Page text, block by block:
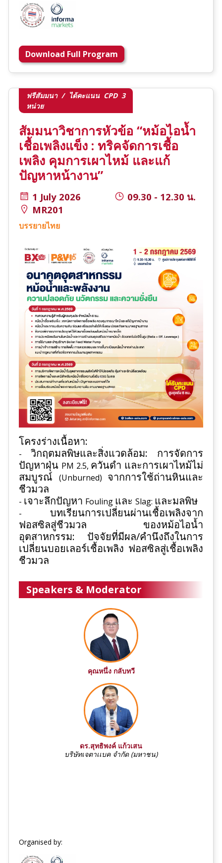
Download Full Program
ฟรีสัมมนา / ได้คะแนน CPD 3
หน่วย
สัมมนาวิชาการหัวข้อ “หม้อไอน้ำ
เชื้อเพลิงแข็ง : ทริคจัดการเชื้อ
เพลิง คุมการเผาไหม้ และแก้
ปัญหาหน้างาน”
1 July 2026
09.30 - 12.30 น.
MR201
บรรยายไทย
โครงร่างเนื้อหา:
- วิกฤตมลพิษและสิ่งแวดล้อม: การจัดการ
ปัญหาฝุ่น PM 2.5, ควันดำ และการเผาไหม้ไม่
สมบูรณ์
(Unburned) จากการใช้ถ่านหินและ
ชีวมวล
- เจาะลึกปัญหา Fouling และ Slag: และมลพิษ
- บทเรียนการเปลี่ยนผ่านเชื้อเพลิงจาก
ฟอสซิลสู่ชีวมวล ของหม้อไอน้ำ
อุตสาหกรรม: ปัจจัยที่มีผล/คำนึงถึงในการ
เปลี่ยนบอยเลอร์เชื้อเพลิง ฟอสซิลสู่เชื้อเพลิง
ชีวมวล
Speakers & Moderator
คุณหนึ่ง กลับทวี
ดร.สุทธิพงค์ แก้วเสน
บริษัทเจตาเเบค จำกัด (มหาชน)
Organised by: